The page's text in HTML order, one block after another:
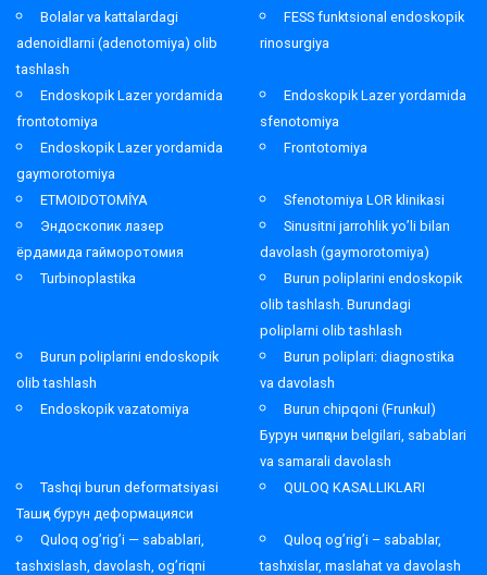
Bolalar va kattalardagi
adenoidlarni (adenotomiya) olib
tashlash
FESS funktsional endoskopik
rinosurgiya
Endoskopik Lazer yordamida
frontotomiya
Endoskopik Lazer yordamida
sfenotomiya
Endoskopik Lazer yordamida
gaymorotomiya
Frontotomiya
ETMOIDOTOMİYA
Sfenotomiya LOR klinikasi
Эндоскопик лазер
ёрдамида гайморотомия
Sinusitni jarrohlik yo’li bilan
davolash (gaymorotomiya)
Turbinoplastika
Burun poliplarini endoskopik
olib tashlash. Burundagi
poliplarni olib tashlash
Burun poliplarini endoskopik
olib tashlash
Burun poliplari: diagnostika
va davolash
Endoskopik vazatomiya
Burun chipqoni (Frunkul)
Бурун чипқони belgilari, sabablari
va samarali davolash
Tashqi burun deformatsiyasi
Ташқи бурун деформацияси
QULOQ KASALLIKLARI
Quloq og’rig’i — sabablari,
tashxislash, davolash, og’riqni
Quloq og’rig’i – sabablar,
tashxislar, maslahat va davolash